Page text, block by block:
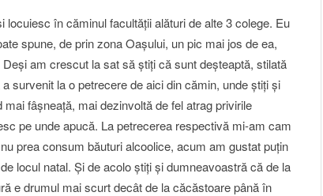
locuiesc în căminul facultăţii alături de alte 3 colege. Eu
spune, de prin zona Oaşului, un pic mai jos de ea,
am crescut la sat să ştiţi că sunt deşteaptă, stilată
survenit la o petrecere de aici din cămin, unde ştiţi şi
fâşneaţă, mai dezinvoltă de fel atrag privirile
pe unde apucă. La petrecerea respectivă mi-am cam
prea consum băuturi alcoolice, acum am gustat puţin
locul natal. Şi de acolo ştiţi şi dumneavoastră că de la
e drumul mai scurt decât de la căcăstoare până în